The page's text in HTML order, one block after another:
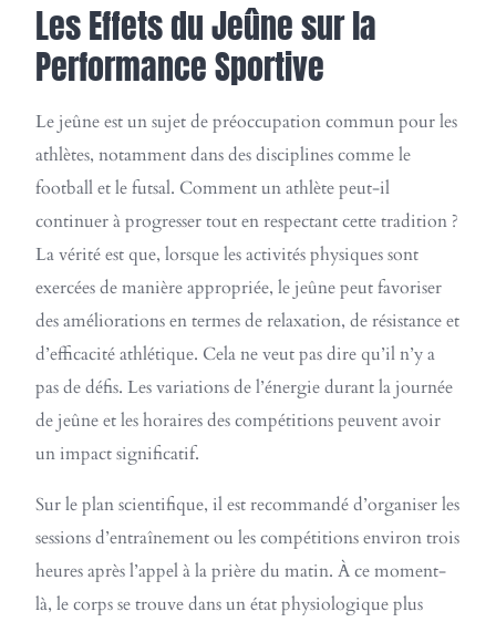
Les Effets du Jeûne sur la
Performance Sportive
Le jeûne est un sujet de préoccupation commun pour les
athlètes, notamment dans des disciplines comme le
football et le futsal. Comment un athlète peut-il
continuer à progresser tout en respectant cette tradition ?
La vérité est que, lorsque les activités physiques sont
exercées de manière appropriée, le jeûne peut favoriser
des améliorations en termes de relaxation, de résistance et
d’efficacité athlétique. Cela ne veut pas dire qu’il n’y a
pas de défis. Les variations de l’énergie durant la journée
de jeûne et les horaires des compétitions peuvent avoir
un impact significatif.
Sur le plan scientifique, il est recommandé d’organiser les
sessions d’entraînement ou les compétitions environ trois
heures après l’appel à la prière du matin. À ce moment-
là, le corps se trouve dans un état physiologique plus